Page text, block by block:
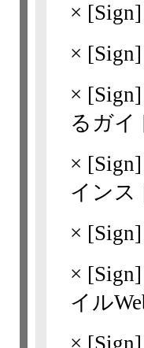
× [Sign]
× [Sign]
× [Sign]
るガイ
× [Sign]
インス
× [Sign]
× [Sign]
イル
× [Sign]